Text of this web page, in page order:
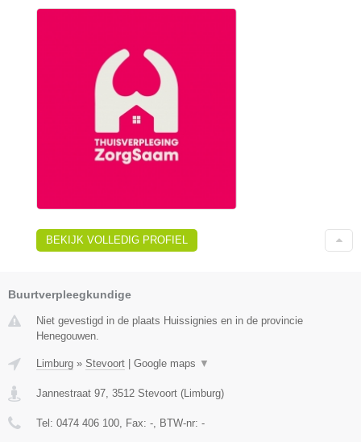
BEKIJK VOLLEDIG PROFIEL
Buurtverpleegkundige
Niet gevestigd in de plaats Huissignies en in de provincie
Henegouwen.
Limburg » Stevoort Google maps ▼
Jannestraat 97 3512 Stevoort ( Limburg)
Tel: 0474 406 100 , Fax: - , BTW-nr: -